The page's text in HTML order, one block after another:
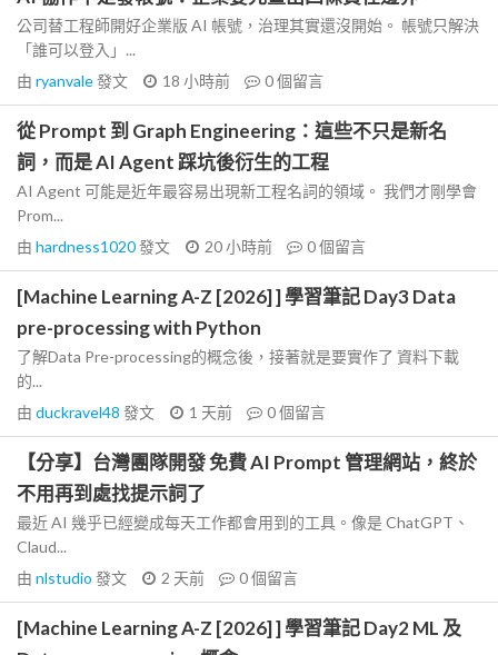
公司替工程師開好企業版 AI 帳號，治理其實還沒開始。 帳號只解決
「誰可以登入」...
由 ryanvale發文 18 小時前 0個留言
從 Prompt 到 Graph Engineering：這些不只是新名
詞，而是 AI Agent 踩坑後衍生的工程
AI Agent 可能是近年最容易出現新工程名詞的領域。 我們才剛學會
Prom...
由 hardness1020發文 20 小時前 0個留言
[Machine Learning A-Z [2026] ] 學習筆記 Day3 Data
pre-processing with Python
了解Data Pre-processing的概念後，接著就是要實作了 資料下載
的...
由 duckravel48 發文 1 天前 0個留言
【分享】台灣團隊開發 免費 AI Prompt 管理網站，終於
不用再到處找提示詞了
最近 AI 幾乎已經變成每天工作都會用到的工具。像是 ChatGPT、
Claud...
由 nlstudio 發文 2 天前 0個留言
[Machine Learning A-Z [2026] ] 學習筆記 Day2 ML 及